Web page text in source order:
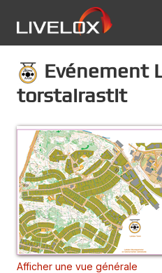
Evénement
torstairastit
Afficher une vue générale